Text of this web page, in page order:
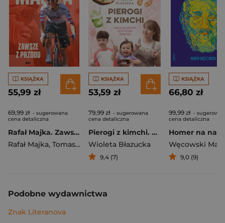
KSIĄŻKA
55,99 zł
69,99 zł - sugerowana
cena detaliczna
Rafał Majka. Zawsze z przodu. Rozmawia Tomasz Kalemba - książka z autografem
Rafał Majka, Tomasz Kalemba
KSIĄŻKA
53,59 zł
79,99 zł - sugerowana
cena detaliczna
Pierogi z kimchi. Moje ulubione azjatyckie przepisy
Wioleta Błazucka
9,4 (7)
KSIĄŻKA
66,80 zł
99,99 zł -
cena detaliczna
Węcowski
9,0 (9)
Podobne wydawnictwa
Znak Literanova